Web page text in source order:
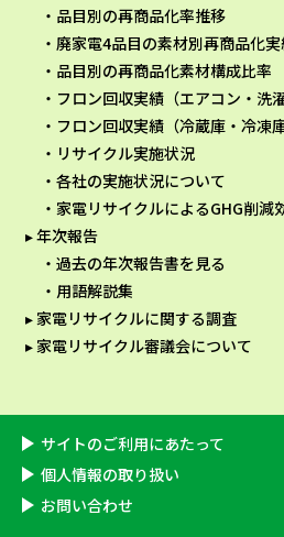
品目別の再商品化率推移
廃家電4品目の素材別再商品化
品目別の再商品化素材構成比率
フロン回収実績（エアコン・洗濯
フロン回収実績（冷蔵庫・冷凍庫
リサイクル実施状況
各社の実施状況について
家電リサイクルによるGHG削減
年次報告
過去の年次報告書を見る
用語解説集
家電リサイクルに関する調査
家電リサイクル審議会について
サイトのご利用にあたって
個⼈情報の取り扱い
お問い合わせ